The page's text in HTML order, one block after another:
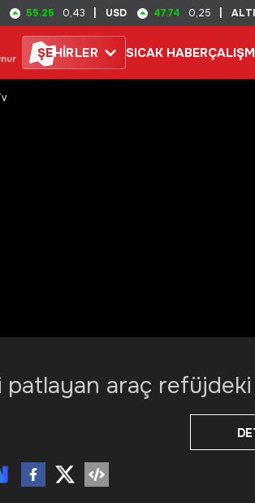
55.25 0,43 USD 47.74 0,25
ŞEHİRLER SICAK HABER
patlayan araç refüjdeki